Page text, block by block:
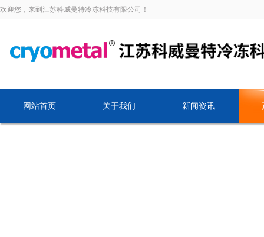
欢迎您，来到江苏科威曼特冷冻科技有限公司！
网站首页 关于我们 新闻资讯